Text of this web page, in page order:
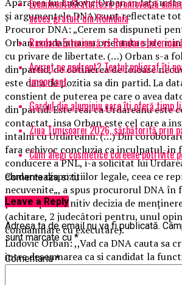
și argumentele DNA) sunt reflectate
Procuror DNA: „Cerem sa dispuneti
Orban condamnarea orientata spre
cu privare de libertate. (…) Orban s-a
din partid, de obtinerea de foloase
este data de pozitia sa din partid. La
constient de puterea pe care o avea
din partid. Este real ca Urdareanu este
contactat, insa Orban este cel care a
intalni cu Urdareanu. (…) Din
fara echivoc concluzia ca inculpatul, in
conducere a PNL, i-a solicitat lui
eludarea dispozitiilor legale, ceea ce
necuvenite„, a spus procurorul DNA în
pronunțat definitiv decizia de
(achitare, 2 judecători pentru, unul
condamnare cu executare).
Ludovic Orban: ,,Vad ca DNA cauta sa
intre desemnarea ca si candidat la
functia politica pe care am ocupat-o.
EvenimenteGratuite.ro promovează
acces gratuit din România
Randare Exterioară vs Randare
Acuzat pe nedrept? Testul poligraf îţi
important
Gardul din aluminiu care îți oferă timp
Ziua Timișoarei 2026, sărbătorită prin
Cum alegi cosmetice coreene potrivite
Comenteaza si tu
Leave a Reply
Adresa ta de email nu va fi publicată.
sunt marcate cu*
Comentariu*